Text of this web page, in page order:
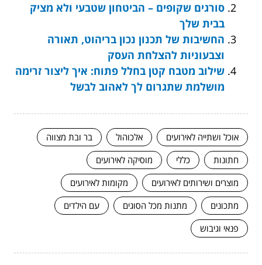
סורגים שקופים – הביטחון שטבעי ולא מציק
בבית שלך
החשיבות של תכנון נכון בריהוט, תאורה
וצבעוניות להצלחת העסק
שילוב מטבח קטן בחלל פתוח: איך ליצור זרימה
מושלמת שתגרום לך לאהוב לבשל
אוכל ושתייה לאירועים אלכוהול
בר ובת מצווה
חתונות
כללי
מוסיקה לאירועים
מוצרים ושירותים לאירועים
מקומות לאירועים
מתכונים
מתנות מכל הסוגים
עם הילדים
פנאי וגיבוש